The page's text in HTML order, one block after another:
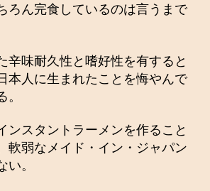
ろん完食しているのは言うまで
辛味耐久性と嗜好性を有すると
本人に生まれたことを悔やんで
ンスタントラーメンを作ること
軟弱なメイド・イン・ジャパン
い。